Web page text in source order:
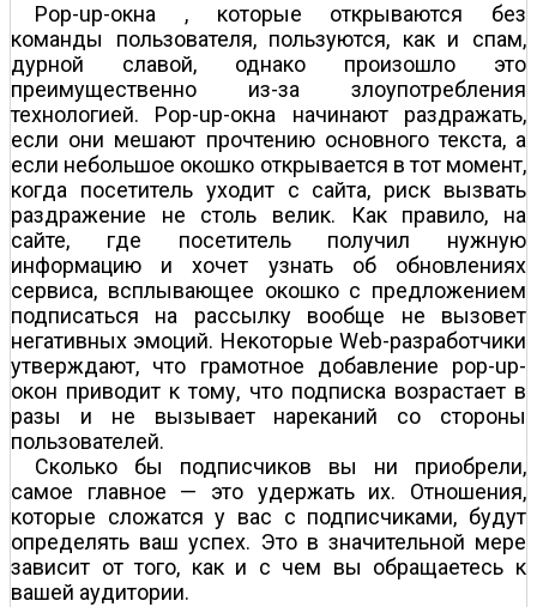
Pop-up-окна , которые открываются без
команды пользователя, пользуются, как и спам,
дурной славой, однако произошло это
преимущественно из-за злоупотребления
технологией. Pop-up-окна начинают раздражать,
если они мешают прочтению основного текста, а
если небольшое окошко открывается в тот момент,
когда посетитель уходит с сайта, риск вызвать
раздражение не столь велик. Как правило, на
сайте, где посетитель получил нужную
информацию и хочет узнать об обновлениях
сервиса, всплывающее окошко с предложением
подписаться на рассылку вообще не вызовет
негативных эмоций. Некоторые Web-разработчики
утверждают, что грамотное добавление pop-up-
окон приводит к тому, что подписка возрастает в
разы и не вызывает нареканий со стороны
пользователей.
Сколько бы подписчиков вы ни приобрели,
самое главное — это удержать их. Отношения,
которые сложатся у вас с подписчиками, будут
определять ваш успех. Это в значительной мере
зависит от того, как и с чем вы обращаетесь к
вашей аудитории.